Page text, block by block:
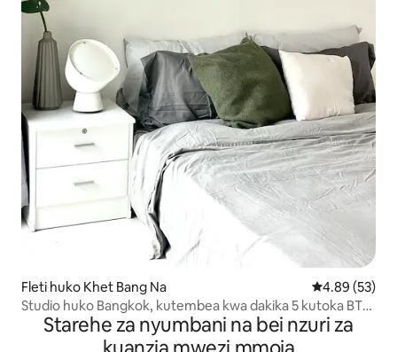
Fleti huko Khet Bang Na Ukadiriaji wa
4.89 (53)
Studio huko Bangkok, kutembea kwa dakika 5 kutoka BTS
karibu na BITEC
Starehe za nyumbani na bei nzuri za